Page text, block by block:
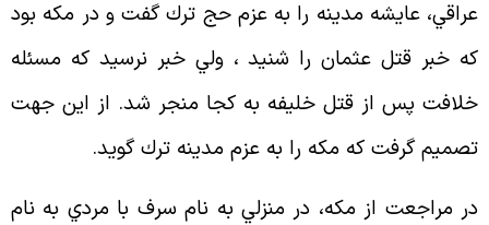
عايشه مدينه را به عزم حج ترك گفت و در مكه بود
خبر قتل عثمان را شنيد ، ولي خبر نرسيد كه مسئله
پس از قتل خليفه به كجا منجر شد. از اين جهت
گرفت كه مكه را به عزم مدينه ترك گويد.
مراجعت از مكه، در منزلي به نام سرف با مردي به نام